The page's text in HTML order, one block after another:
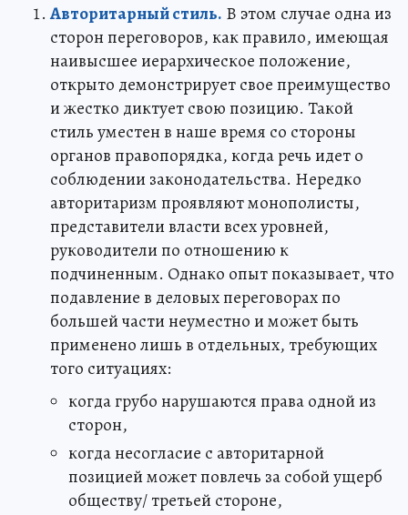
Авторитарный стиль. В этом случае одна из
сторон переговоров, как правило, имеющая
наивысшее иерархическое положение,
открыто демонстрирует свое преимущество
и жестко диктует свою позицию. Такой
стиль уместен в наше время со стороны
органов правопорядка, когда речь идет о
соблюдении законодательства. Нередко
авторитаризм проявляют монополисты,
представители власти всех уровней,
руководители по отношению к
подчиненным. Однако опыт показывает, что
подавление в деловых переговорах по
большей части неуместно и может быть
применено лишь в отдельных, требующих
того ситуациях:
когда грубо нарушаются права одной из
сторон,
когда несогласие с авторитарной
позицией может повлечь за собой ущерб
обществу/ третьей стороне,